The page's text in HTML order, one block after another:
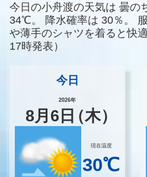
今日の小舟渡の天気は 曇の
34℃。
降水確率は 30％。
や薄手のシャツを着ると快
17時発表）
今日
2026年
8月 6 日（木）
現在温度
30℃